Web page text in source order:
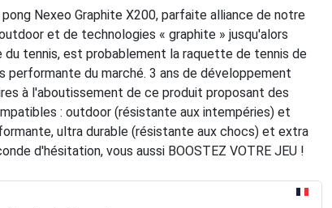
Nexeo Graphite X200, parfaite alliance de notre
et de technologies « graphite » jusqu'alors
du tennis, est probablement la raquette de tennis de
performante du marché. 3 ans de développement
à l'aboutissement de ce produit proposant des
: outdoor (résistante aux intempéries) et
ultra durable (résistante aux chocs) et extra
d'hésitation, vous aussi BOOSTEZ VOTRE JEU !